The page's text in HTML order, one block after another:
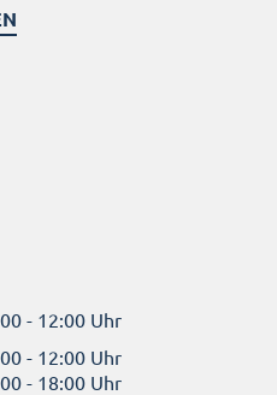
- 12:00 Uhr
- 12:00 Uhr
- 18:00 Uhr